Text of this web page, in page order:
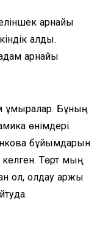
арнайы
алды.
арнайы
құмыралар. Бұның
өнімдері.
бұйымдарын
Төрт мың
ол, қолдау қаржы